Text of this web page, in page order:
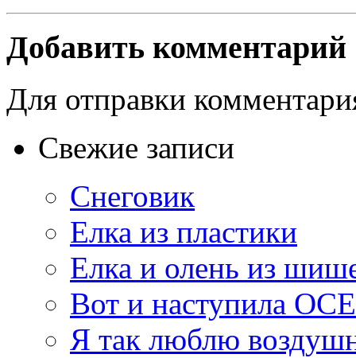
Добавить комментарий
Для отправки
Свежие записи
Снеговик
Елка из пластики
Елка и олень из
Вот и наступила
Я так люблю